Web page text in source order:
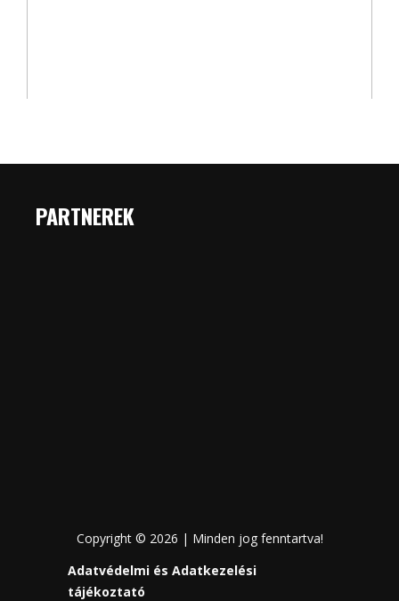
PARTNEREK
Copyright © 2026 | Minden jog fenntartva!
Adatvédelmi és Adatkezelési
tájékoztató